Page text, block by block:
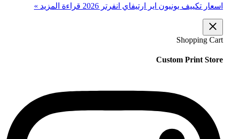
اسعار تكييف يونيون اير ارتيفاي انفرتر 2026 قراءة المزيد »
Shopping Cart
Custom Print Store